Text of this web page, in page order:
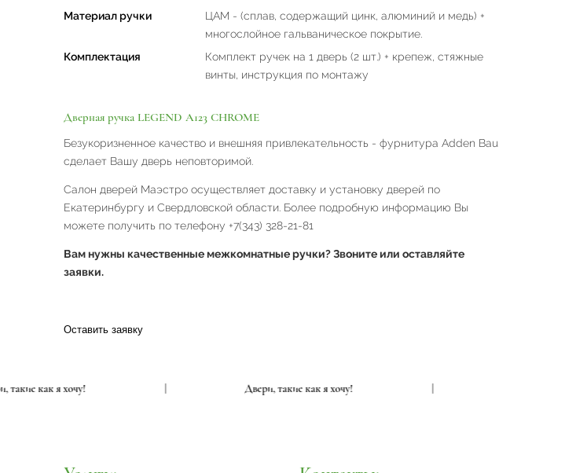
Материал ручки
ЦАМ - (сплав, содержащий цинк, алюминий и медь) +
многослойное гальваническое покрытие.
Комплектация
Комплект ручек на 1 дверь (2 шт.) + крепеж, стяжные
винты, инструкция по монтажу
Дверная ручка LEGEND A123 CHROME
Безукоризненное качество и внешняя привлекательность - фурнитура Adden Bau
сделает Вашу дверь неповторимой.
Салон дверей Маэстро осуществляет доставку и установку дверей по
Екатеринбургу и Свердловской области. Более подробную информацию Вы
можете получить по телефону +7(343) 328-21-81
Вам нужны качественные межкомнатные ручки? Звоните или оставляйте
заявки.
Оставить заявку
Двери, такие как я хочу! Двери, такие как я хочу!